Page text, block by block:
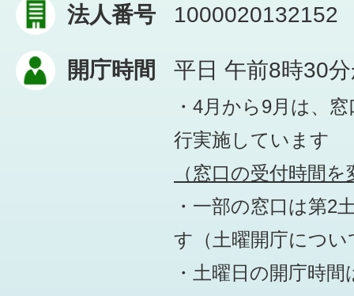
法人番号 1000020132152
開庁時間 平日 午前8時30
・4月から9月は、
行実施しています
（窓口の受付時間
・一部の窓口は第2
す （土曜開庁につ
・土曜日の開庁時